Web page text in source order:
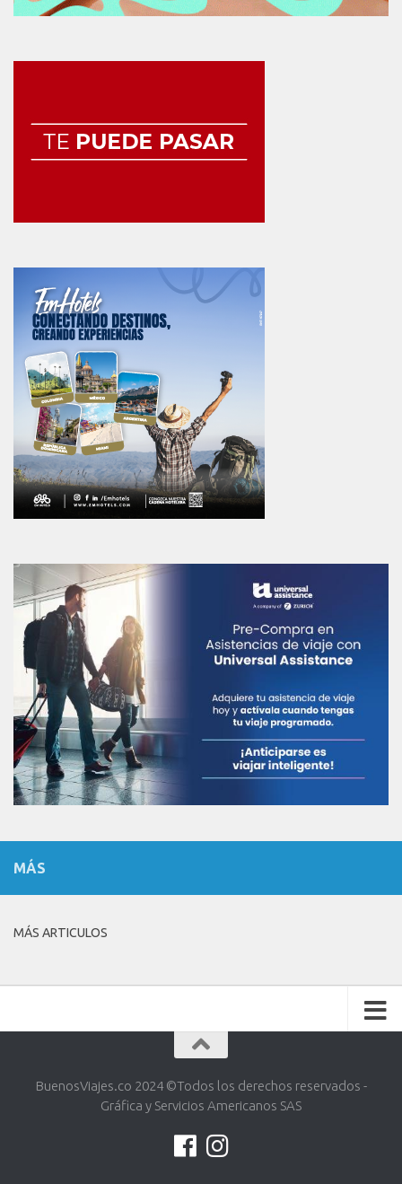
MÁS
MÁS ARTICULOS
BuenosViajes.co 2024 ©️Todos los derechos reservados -
Gráfica y Servicios Americanos SAS